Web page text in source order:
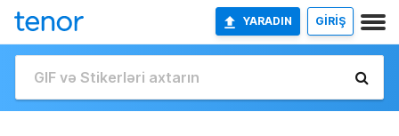
YARADIN GİRİŞ